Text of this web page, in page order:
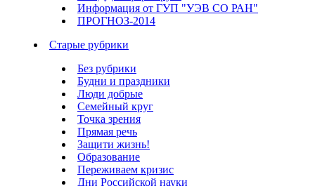
Информация от ГУП "УЭВ СО РАН"
ПРОГНОЗ-2014
Старые рубрики
Без рубрики
Будни и праздники
Люди добрые
Семейный круг
Точка зрения
Прямая речь
Защити жизнь!
Образование
Переживаем кризис
Дни Российской науки